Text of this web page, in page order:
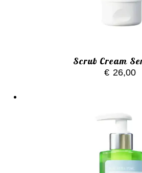
Scrub Cream
€ 26,00